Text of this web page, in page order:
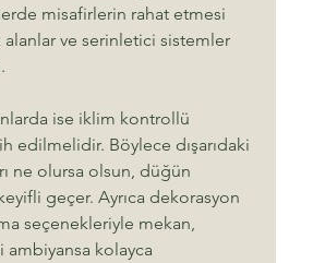
misafirlerin rahat etmesi
ve serinletici sistemler
ise iklim kontrollü
edilmelidir. Böylece dışarıdaki
ne olursa olsun, düğün
geçer. Ayrıca dekorasyon
seçenekleriyle mekan,
ambiyansa kolayca